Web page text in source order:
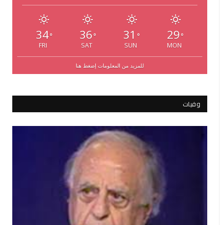
34°
FRI
36 °
SAT
31 °
SUN
29 °
MON
للمزيد من المعلومات إضغط هنا
وفيات